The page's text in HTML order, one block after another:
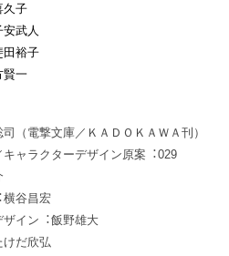
久⼦
武⼈
⽥裕⼦
賢⼀
（電撃⽂庫／ＫＡＤＯＫＡＷＡ刊）
キャラクターデザイン原案︓029
横⾕昌宏
ザイン︓飯野雄⼤
けだ欣弘